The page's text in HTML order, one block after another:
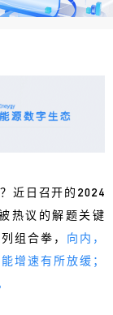
近日召开的2024
热议的解题关键
组合拳， 向内，
增速有所放缓；